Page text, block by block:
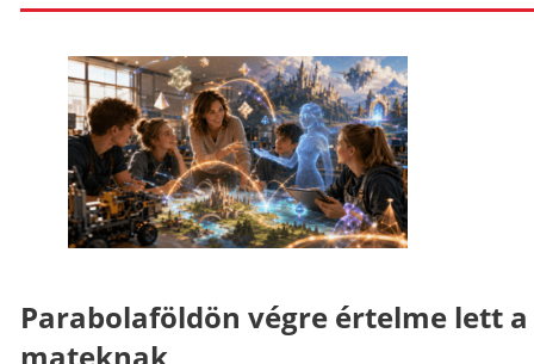
Parabolaföldön végre értelme lett a